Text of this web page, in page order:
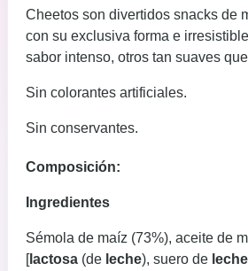
Cheetos son divertidos snacks de
con su exclusiva forma e
sabor intenso, otros tan suaves
Sin colorantes artificiales.
Sin conservantes.
Composición:
Ingredientes
Sémola de maíz (73%), aceite de
[lactosa (de leche), suero de leche